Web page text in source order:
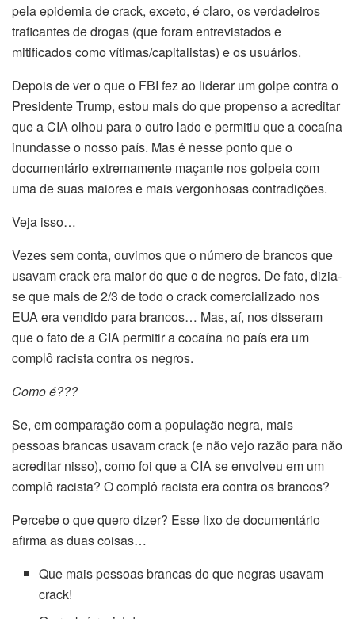
pela epidemia de crack, exceto, é claro, os verdadeiros
traficantes de drogas (que foram entrevistados e
mitificados como vítimas/capitalistas) e os usuários.
Depois de ver o que o FBI fez ao liderar um golpe contra o
Presidente Trump, estou mais do que propenso a acreditar
que a CIA olhou para o outro lado e permitiu que a cocaína
inundasse o nosso país. Mas é nesse ponto que o
documentário extremamente maçante nos golpeia com
uma de suas maiores e mais vergonhosas contradições.
Veja isso…
Vezes sem conta, ouvimos que o número de brancos que
usavam crack era maior do que o de negros. De fato, dizia-
se que mais de 2/3 de todo o crack comercializado nos
EUA era vendido para brancos… Mas, aí, nos disseram
que o fato de a CIA permitir a cocaína no país era um
complô racista contra os negros.
Como é???
Se, em comparação com a população negra, mais
pessoas brancas usavam crack (e não vejo razão para não
acreditar nisso), como foi que a CIA se envolveu em um
complô racista? O complô racista era contra os brancos?
Percebe o que quero dizer? Esse lixo de documentário
afirma as duas coisas…
Que mais pessoas brancas do que negras usavam
crack!